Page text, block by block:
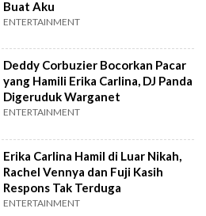
Buat Aku
ENTERTAINMENT
Deddy Corbuzier Bocorkan Pacar
yang Hamili Erika Carlina, DJ Panda
Digeruduk Warganet
ENTERTAINMENT
Erika Carlina Hamil di Luar Nikah,
Rachel Vennya dan Fuji Kasih
Respons Tak Terduga
ENTERTAINMENT